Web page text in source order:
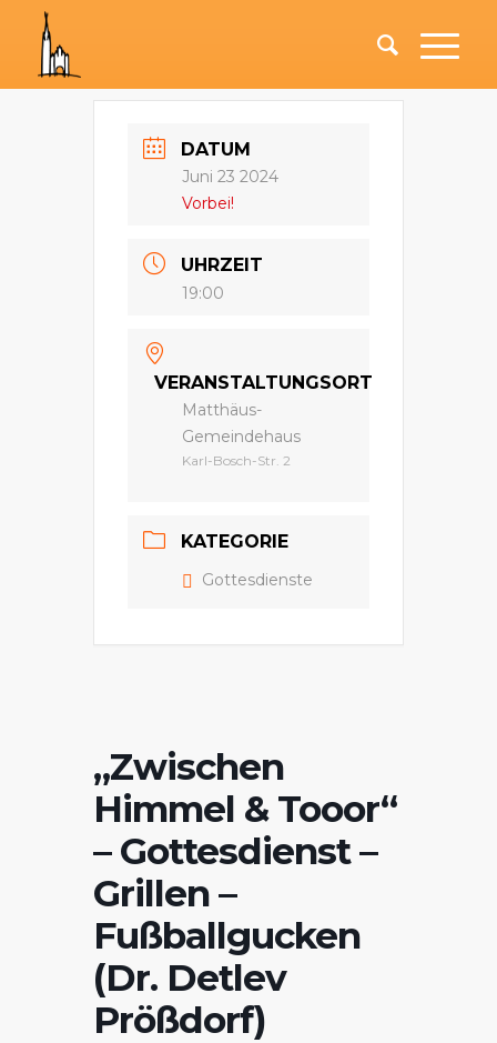
„Zwischen
Himmel & Tooor“
– Gottesdienst –
Grillen –
Fußballgucken
(Dr. Detlev
Prößdorf)
DATUM
Juni 23 2024
Vorbei!
UHRZEIT
19:00
VERANSTALTUNGSORT
Matthäus-
Gemeindehaus
Karl-Bosch-Str. 2
KATEGORIE
Gottesdienste